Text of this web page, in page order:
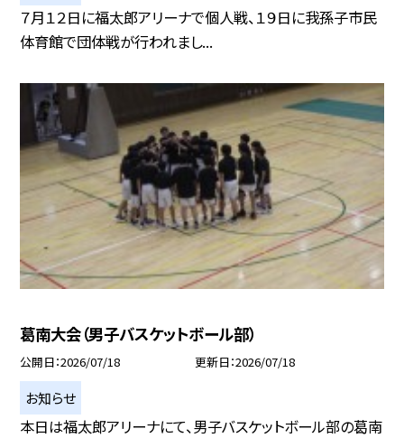
７月１２日に福太郎アリーナで個人戦、１９日に我孫子市民
体育館で団体戦が行われまし...
葛南大会（男子バスケットボール部）
公開日 2026/07/18 更新日 2026/07/18
お知らせ
本日は福太郎アリーナにて、男子バスケットボール部の葛南